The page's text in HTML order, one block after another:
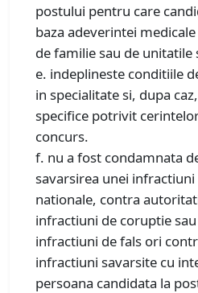
postului pentru care
baza adeverintei
de familie sau de
e. indeplineste conditiile
in specialitate si, dupa
specifice potrivit
concurs.
f. nu a fost condamnata
savarsirea unei
nationale, contra
infractiuni de coruptie
infractiuni de fals ori
infractiuni savarsite cu
persoana candidata la